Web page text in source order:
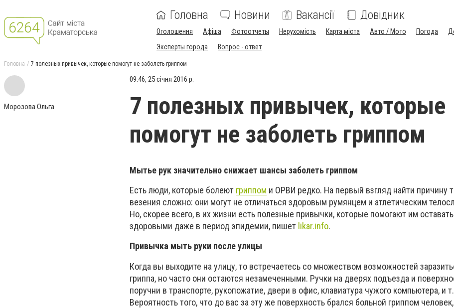
Головна Новини Вакансії Довідник
Оголошення Афіша Фотоотчеты Нерухомість Карта міста Авто / Мото Погода
Эксперты города
Вопрос - ответ
Головна 7 полезных привычек, которые помогут не заболеть гриппом
Морозова Ольга
09:46, 25 січня 2016 р.
7 полезных привычек, которые
помогут не заболеть гриппом
Мытье рук значительно снижает шансы заболеть гриппом
Есть люди, которые болеют гриппом и ОРВИ редко. На первый взгляд найти причину
везения сложно: они могут не отличаться здоровым румянцем и атлетическим
Но, скорее всего, в их жизни есть полезные привычки, которые помогают им
здоровыми даже в период эпидемии, пишет likar.info.
Привычка мыть руки после улицы
Когда вы выходите на улицу, то встречаетесь со множеством возможностей
гриппа, но часто они остаются незамеченными. Ручки на дверях подъезда и
поручни в транспорте, рукопожатие, двери в офис, клавиатура чужого компьютера, и
Вероятность того, что до вас за эту же поверхность брался больной гриппом